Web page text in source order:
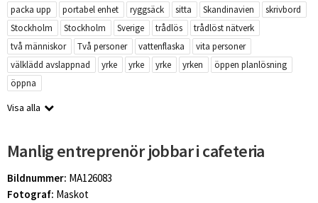
packa upp
portabel enhet ryggsäck sitta Skandinavien
skrivbord
Stockholm
Stockholm Sverige trådlös
trådlöst nätverk
två människor
Två personer vattenflaska
vita personer
välklädd avslappnad
yrke yrke yrke yrken
öppen planlösning
öppna
Visa alla
Manlig entreprenör jobbar i cafeteria
Bildnummer: MA126083
Fotograf: Maskot